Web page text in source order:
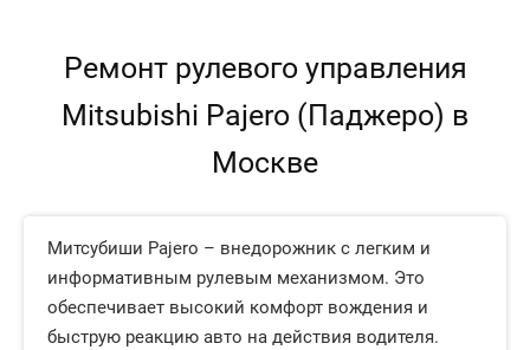
Ремонт рулевого управления
Mitsubishi Pajero (Паджеро) в
Москве
Митсубиши Pajero – внедорожник с легким и
информативным рулевым механизмом. Это
обеспечивает высокий комфорт вождения и
быструю реакцию авто на действия водителя.